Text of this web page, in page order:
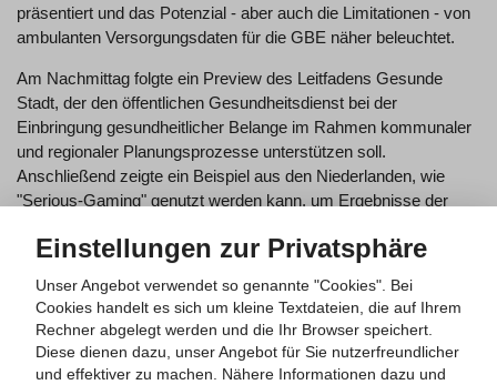
präsentiert und das Potenzial - aber auch die Limitationen - von
ambulanten Versorgungsdaten für die GBE näher beleuchtet.
Am Nachmittag folgte ein Preview des Leitfadens Gesunde
Stadt, der den öffentlichen Gesundheitsdienst bei der
Einbringung gesundheitlicher Belange im Rahmen kommunaler
und regionaler Planungsprozesse unterstützen soll.
Anschließend zeigte ein Beispiel aus den Niederlanden, wie
"Serious-Gaming" genutzt werden kann, um Ergebnisse der
lokaler Ebene zu unterstützen.
Zum Abschluss der Tagung stand die Praxis der kommunalen
GBE im Vordergrund: Im Rahmen von Kurzpräsentationen
wurden aktuelle GBE-Projekte der Kreise und kreisfreien Städte
in Nordrhein-Westfalen dargeboten.
Einstellungen zur Privatsphäre
Unser Angebot verwendet so genannte "Cookies". Bei
Cookies handelt es sich um kleine Textdateien, die auf Ihrem
Rechner abgelegt werden und die Ihr Browser speichert.
Diese dienen dazu, unser Angebot für Sie nutzerfreundlicher
und effektiver zu machen. Nähere Informationen dazu und